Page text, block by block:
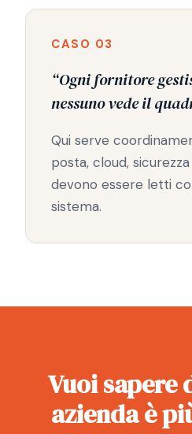
CASO 03
“Ogni fornitore
nessuno vede il
Qui serve
posta, cloud,
devono essere letti
sistema.
Vuoi sapere
azienda è